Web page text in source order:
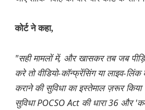
कोर्ट ने कहा,
"सही मामलों में, और खासकर तब जब
करे तो वीडियो-कॉन्फ्रेंसिंग या लाइव-लिंक
कराने की सुविधा का इस्तेमाल ज़रूर किया
सुविधा POCSO Act की धारा 36 और